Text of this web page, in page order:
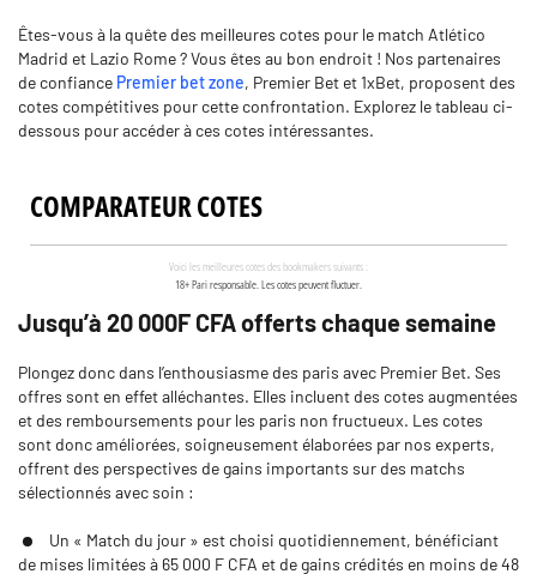
Êtes-vous à la quête des meilleures cotes pour le match Atlético
Madrid et Lazio Rome ? Vous êtes au bon endroit ! Nos partenaires
de confiance Premier bet zone, Premier Bet et 1xBet, proposent des
cotes compétitives pour cette confrontation. Explorez le tableau ci-
dessous pour accéder à ces cotes intéressantes.
Jusqu’à 20 000F CFA offerts chaque semaine
Plongez donc dans l’enthousiasme des paris avec Premier Bet. Ses
offres sont en effet alléchantes. Elles incluent des cotes augmentées
et des remboursements pour les paris non fructueux. Les cotes
sont donc améliorées, soigneusement élaborées par nos experts,
offrent des perspectives de gains importants sur des matchs
sélectionnés avec soin :
Un « Match du jour » est choisi quotidiennement, bénéficiant
de mises limitées à 65 000 F CFA et de gains crédités en moins de 48